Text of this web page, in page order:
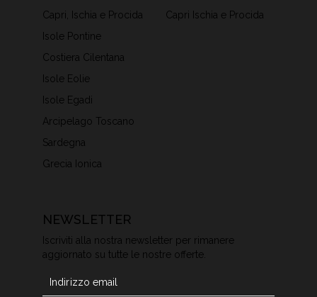
Capri, Ischia e Procida
Isole Pontine
Costiera Cilentana
Isole Eolie
Isole Egadi
Arcipelago Toscano
Sardegna
Grecia Ionica
Capri Ischia e Procida
NEWSLETTER
Iscriviti alla nostra newsletter per rimanere
aggiornato su tutte le nostre offerte.
Newsletter